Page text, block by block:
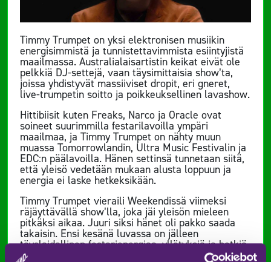
Timmy Trumpet on yksi elektronisen musiikin
energisimmistä ja tunnistettavimmista esiintyjistä
maailmassa. Australialaisartistin keikat eivät ole
pelkkiä DJ-settejä, vaan täysimittaisia show’ta,
joissa yhdistyvät massiiviset dropit, eri gneret,
live-trumpetin soitto ja poikkeuksellinen lavashow.
Hittibiisit kuten Freaks, Narco ja Oracle ovat
soineet suurimmilla festarilavoilla ympäri
maailmaa, ja Timmy Trumpet on nähty muun
muassa Tomorrowlandin, Ultra Music Festivalin ja
EDC:n päälavoilla. Hänen settinsä tunnetaan siitä,
että yleisö vedetään mukaan alusta loppuun ja
energia ei laske hetkeksikään.
Timmy Trumpet vieraili Weekendissä viimeksi
räjäyttävällä show’lla, joka jäi yleisön mieleen
pitkäksi aikaa. Juuri siksi hänet oli pakko saada
takaisin. Ensi kesänä luvassa on jälleen
täyslaidallinen festarienergiaa, yllätyksiä ja hetkiä,
jotka koetaan yhdessä eturivissä.